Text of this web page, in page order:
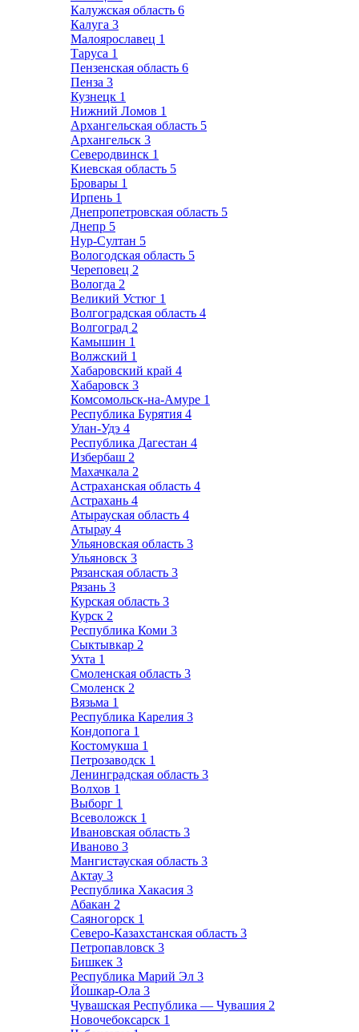
Калужская область 6
Калуга 3
Малоярославец 1
Таруса 1
Пензенская область 6
Пенза 3
Кузнецк 1
Нижний Ломов 1
Архангельская область 5
Архангельск 3
Северодвинск 1
Киевская область 5
Бровары 1
Ирпень 1
Днепропетровская область 5
Днепр 5
Нур-Султан 5
Вологодская область 5
Череповец 2
Вологда 2
Великий Устюг 1
Волгоградская область 4
Волгоград 2
Камышин 1
Волжский 1
Хабаровский край 4
Хабаровск 3
Комсомольск-на-Амуре 1
Республика Бурятия 4
Улан-Удэ 4
Республика Дагестан 4
Избербаш 2
Махачкала 2
Астраханская область 4
Астрахань 4
Атырауская область 4
Атырау 4
Ульяновская область 3
Ульяновск 3
Рязанская область 3
Рязань 3
Курская область 3
Курск 2
Республика Коми 3
Сыктывкар 2
Ухта 1
Смоленская область 3
Смоленск 2
Вязьма 1
Республика Карелия 3
Кондопога 1
Костомукша 1
Петрозаводск 1
Ленинградская область 3
Волхов 1
Выборг 1
Всеволожск 1
Ивановская область 3
Иваново 3
Мангистауская область 3
Актау 3
Республика Хакасия 3
Абакан 2
Саяногорск 1
Северо-Казахстанская область 3
Петропавловск 3
Бишкек 3
Республика Марий Эл 3
Йошкар-Ола 3
Чувашская Республика — Чувашия 2
Новочебоксарск 1